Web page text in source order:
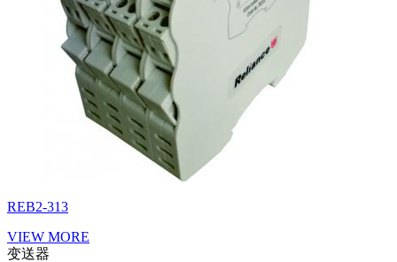
REB2-313
VIEW MORE
变送器